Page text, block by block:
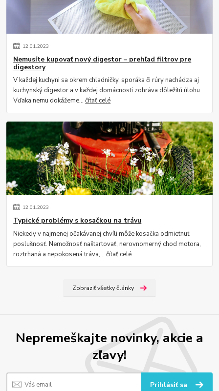
12.01.2023
Nemusíte kupovať nový digestor – prehľad filtrov pre
digestory
V každej kuchyni sa okrem chladničky, sporáka či rúry nachádza aj
kuchynský digestor a v každej domácnosti zohráva dôležitú úlohu.
Vďaka nemu dokážeme...čítať celé
12.01.2023
Typické problémy s kosačkou na trávu
Niekedy v najmenej očakávanej chvíli môže kosačka odmietnuť
poslušnosť. Nemožnosť naštartovať, nerovnomerný chod motora,
roztrhaná a nepokosená tráva,...čítať celé
Zobraziť všetky články
Nepremeškajte novinky, akcie a
zľavy!
Prihlásiť sa